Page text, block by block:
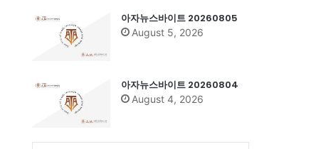
아자뉴스바이트 20260805
August 5, 2026
아자뉴스바이트 20260804
August 4, 2026